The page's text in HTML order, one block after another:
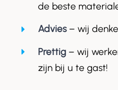
de beste
Advies– wij
Prettig– wij
zijn bij u te gast!